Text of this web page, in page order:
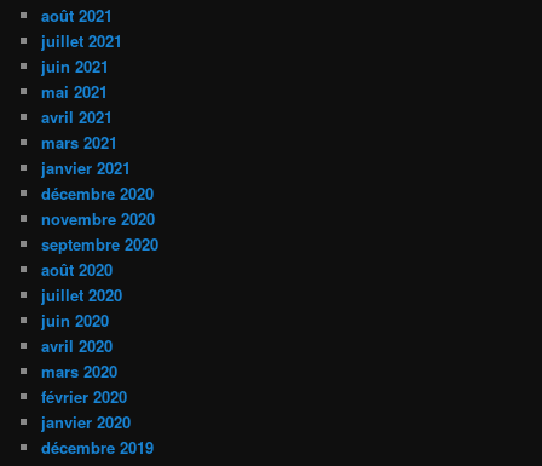
août 2021
juillet 2021
juin 2021
mai 2021
avril 2021
mars 2021
janvier 2021
décembre 2020
novembre 2020
septembre 2020
août 2020
juillet 2020
juin 2020
avril 2020
mars 2020
février 2020
janvier 2020
décembre 2019